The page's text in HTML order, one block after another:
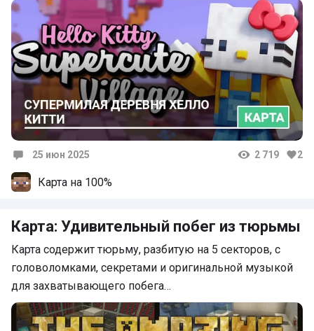
25 июн 2025 2 719 2
Карта на 100%
Карта: Удивительный побег из тюрьмы
Карта содержит тюрьму, разбитую на 5 секторов, с
головоломками, секретами и оригинальной музыкой
для захватывающего побега…